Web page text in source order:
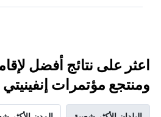
اعثر على نتائج أفضل
ومنتجع مؤتمرات